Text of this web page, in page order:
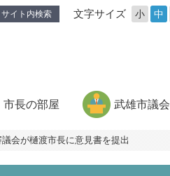
サイト内検索 文字サイズ 小 中
市長の部屋 武雄市議会
会が樋渡市長に意見書を提出